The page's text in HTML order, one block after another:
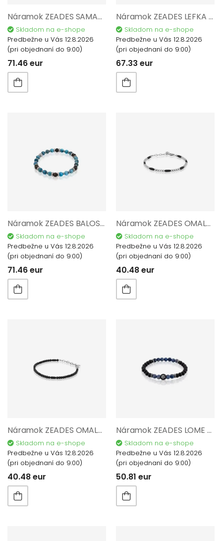
Náramok ZEADES SAMARIA Sodalit ZMB02950
Skladom na e-shope
Predbežne u Vás 12.8.2026
(pri objednaní do 9:00)
71.46 eur
Náramok ZEADES LEFKA Ori ZMB02948
Skladom na e-shope
Predbežne u Vás 12.8.2026
(pri objednaní do 9:00)
67.33 eur
Náramok ZEADES BALOS Lagoon ZMB02947
Skladom na e-shope
Predbežne u Vás 12.8.2026
(pri objednaní do 9:00)
71.46 eur
Náramok ZEADES OMALOS SST.BL ZMB02942
Skladom na e-shope
Predbežne u Vás 12.8.2026
(pri objednaní do 9:00)
40.48 eur
Náramok ZEADES OMALOS Black ZMB02941
Skladom na e-shope
Predbežne u Vás 12.8.2026
(pri objednaní do 9:00)
40.48 eur
Náramok ZEADES LOME ZMB02939
Skladom na e-shope
Predbežne u Vás 12.8.2026
(pri objednaní do 9:00)
50.81 eur